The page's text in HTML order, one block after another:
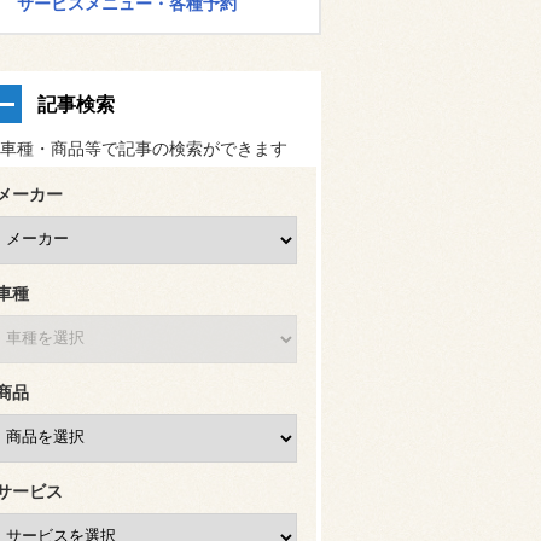
記事検索
種・商品等で記事の検索ができます
ーカー
種
品
ービス